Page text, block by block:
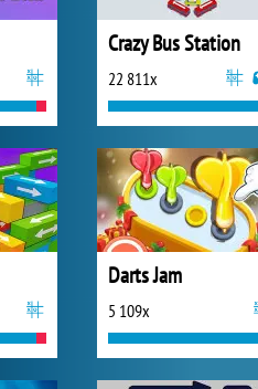
Crazy Bus Station
22 811x
Darts Jam
5 109x